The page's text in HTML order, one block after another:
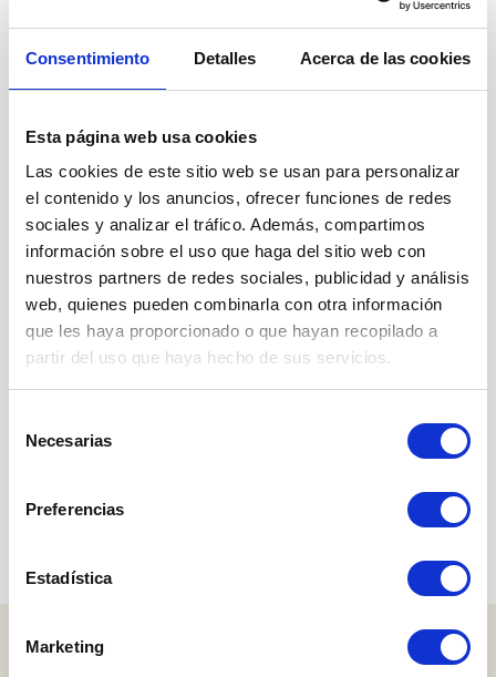
Consentimiento Detalles Acerca de las cookies
Esta página web usa cookies
Las cookies de este sitio web se usan para personalizar
el contenido y los anuncios, ofrecer funciones de redes
sociales y analizar el tráfico. Además, compartimos
información sobre el uso que haga del sitio web con
nuestros partners de redes sociales, publicidad y análisis
web, quienes pueden combinarla con otra información
que les haya proporcionado o que hayan recopilado a
partir del uso que haya hecho de sus servicios.
Necesarias
Preferencias
Estadística
Marketing
Body Essentials Collagen
Pro Aging - Cranberry
39 €Agotado
Barrita de Limón Crujiente
17.75 € 0